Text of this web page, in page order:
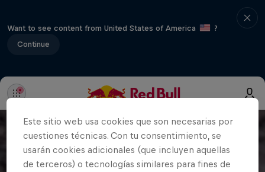
Want to see content from United States of America
?
Continue
Este sitio web usa cookies que son necesarias por
cuestiones técnicas. Con tu consentimiento, se
usarán cookies adicionales (que incluyen aquellas
de terceros) o tecnologías similares para fines de